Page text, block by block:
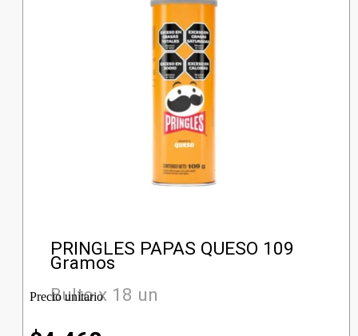
PRINGLES PAPAS QUESO 109
Gramos
Bulto x 18 un
Precio unitario